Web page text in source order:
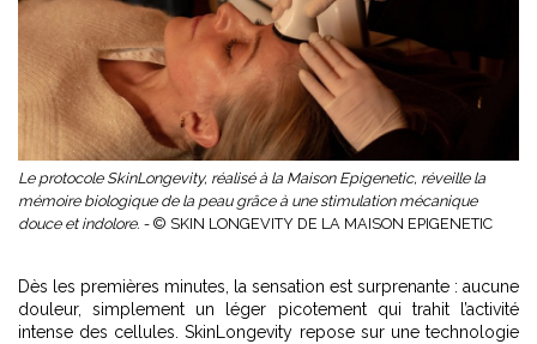
Le protocole SkinLongevity, réalisé à la Maison Epigenetic, réveille la
mémoire biologique de la peau grâce à une stimulation mécanique
douce et indolore. - © SKIN LONGEVITY DE LA MAISON EPIGENETIC
Dès les premières minutes, la sensation est surprenante : aucune
douleur, simplement un léger picotement qui trahit l’activité
intense des cellules. SkinLongevity repose sur une technologie